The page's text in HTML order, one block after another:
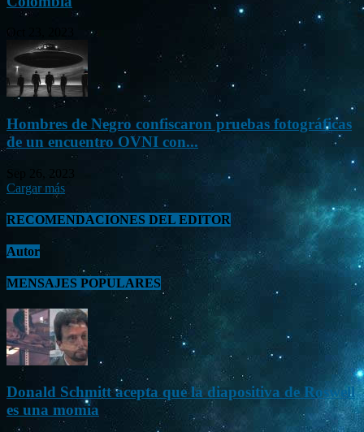
Oct 23, 2023
Hombres de Negro confiscaron pruebas fotográficas
de un encuentro OVNI con...
Sep 26, 2023
Cargar más
RECOMENDACIONES DEL EDITOR
Autor
MENSAJES POPULARES
Donald Schmitt acepta que la diapositiva de Roswell
es una momia